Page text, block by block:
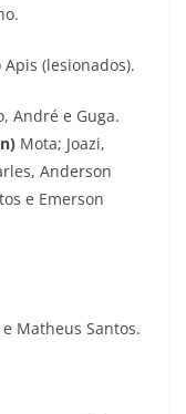
Apis (lesionados).
André e Guga.
Mota; Joazi,
Anderson
e Emerson
Matheus Santos.